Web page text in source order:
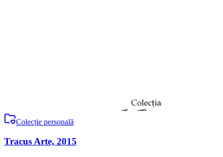
Colecție personală
Tracus Arte, 2015